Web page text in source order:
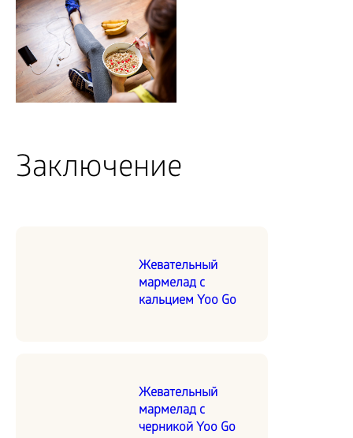
Заключение
Жевательный
мармелад с
кальцием Yoo Go
Жевательный
мармелад с
черникой Yoo Go